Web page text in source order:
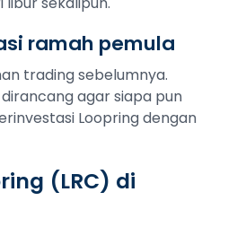
ramah pemula
trading sebelumnya.
agar siapa pun
Loopring dengan
(LRC) di